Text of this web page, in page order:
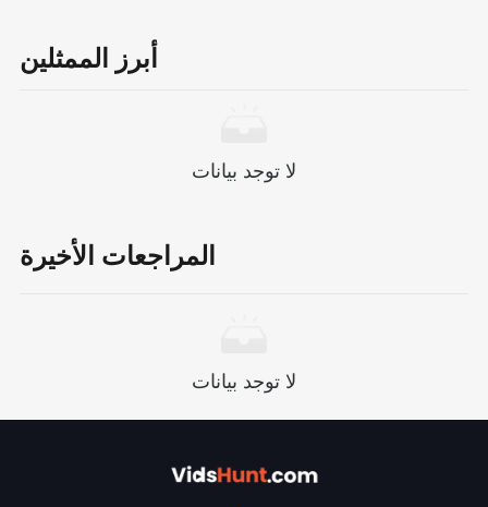
التحديات ، ولكنهم يوقظون أيضًا حب المدينة للفن في
الضحك والدموع.
أبرز الممثلين
لا توجد بيانات
المراجعات الأخيرة
لا توجد بيانات